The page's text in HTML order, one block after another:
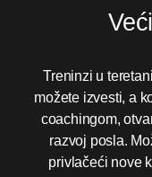
Treninzi u
možete izvesti, a
coachingom,
razvoj posla.
privlačeći nove